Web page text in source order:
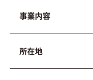
事業内容
所在地